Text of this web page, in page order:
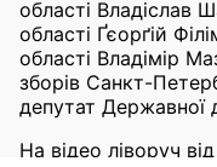
області Владіслав
області Ґєорґій
області Владімір
зборів Санкт-
депутат
На відео ліворуч